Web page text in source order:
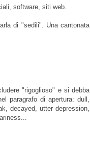
software, siti web.
di "sedili". Una cantonata
"rigoglioso" e si debba
paragrafo di apertura: dull,
decayed, utter depression,